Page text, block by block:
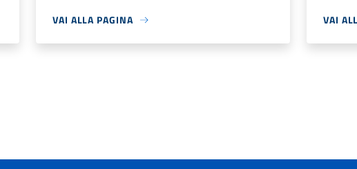
VAI ALLA PAGINA VAI